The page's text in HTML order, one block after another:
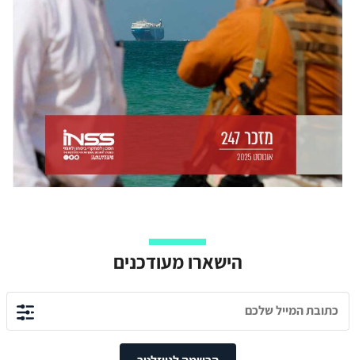
הישארו מעודכנים